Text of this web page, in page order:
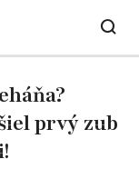
prvý zub